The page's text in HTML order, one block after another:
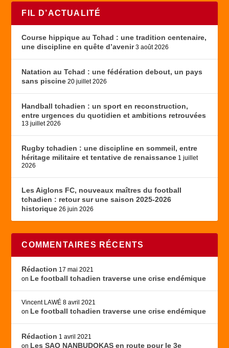
FIL D’ACTUALITÉ
Course hippique au Tchad : une tradition centenaire,
une discipline en quête d’avenir 3 août 2026
Natation au Tchad : une fédération debout, un pays
sans piscine 20 juillet 2026
Handball tchadien : un sport en reconstruction,
entre urgences du quotidien et ambitions retrouvées
13 juillet 2026
Rugby tchadien : une discipline en sommeil, entre
héritage militaire et tentative de renaissance 1 juillet
2026
Les Aiglons FC, nouveaux maîtres du football
tchadien : retour sur une saison 2025-2026
historique 26 juin 2026
COMMENTAIRES RÉCENTS
Rédaction 17 mai 2021
on Le football tchadien traverse une crise endémique
Vincent LAWÉ 8 avril 2021
on Le football tchadien traverse une crise endémique
Rédaction 1 avril 2021
on Les SAO NANBUDOKAS en route pour le 3e